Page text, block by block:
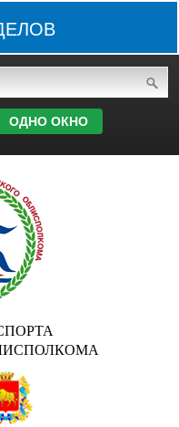
ОДНО ОКНО